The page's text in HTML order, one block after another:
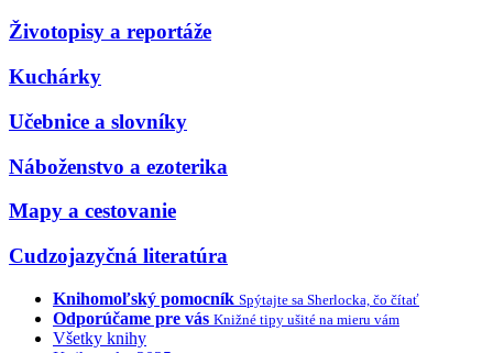
Životopisy a reportáže
Kuchárky
Učebnice a slovníky
Náboženstvo a ezoterika
Mapy a cestovanie
Cudzojazyčná literatúra
Knihomoľský pomocník Spýtajte sa Sherlocka, čo čítať
Odporúčame pre vás Knižné tipy ušité na mieru vám
Všetky knihy